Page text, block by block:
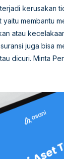
kerusakan
yaitu membantu
atau
juga bisa
dicuri. Minta